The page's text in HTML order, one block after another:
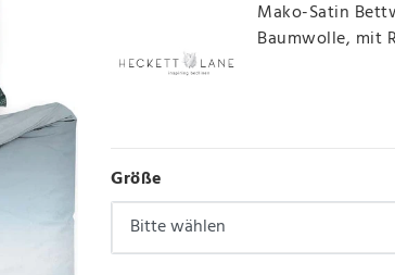
Mako-Satin
Baumwolle, mit
Größe